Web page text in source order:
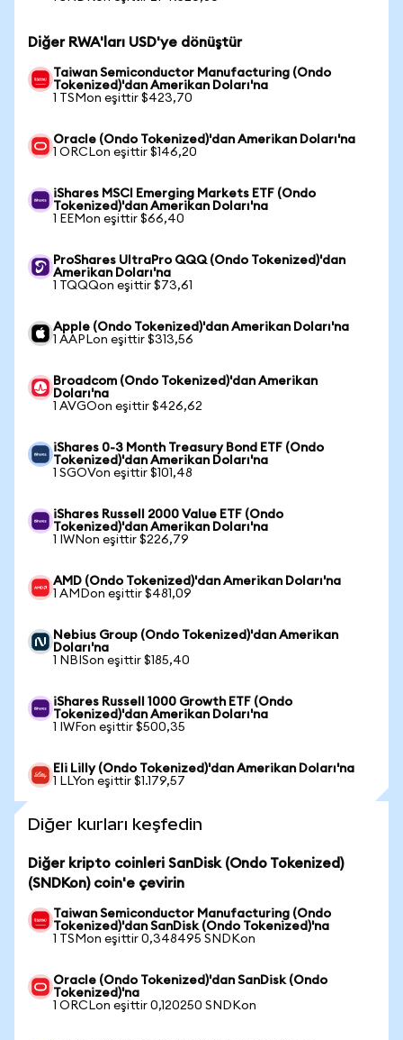
Diğer RWA'ları USD'ye dönüştür
Taiwan Semiconductor Manufacturing (Ondo
Tokenized)'dan Amerikan Doları'na
1 TSMon eşittir $423,70
Oracle (Ondo Tokenized)'dan Amerikan Doları'na
1 ORCLon eşittir $146,20
iShares MSCI Emerging Markets ETF (Ondo
Tokenized)'dan Amerikan Doları'na
1 EEMon eşittir $66,40
ProShares UltraPro QQQ (Ondo Tokenized)'dan
Amerikan Doları'na
1 TQQQon eşittir $73,61
Apple (Ondo Tokenized)'dan Amerikan Doları'na
1 AAPLon eşittir $313,56
Broadcom (Ondo Tokenized)'dan Amerikan
Doları'na
1 AVGOon eşittir $426,62
iShares 0-3 Month Treasury Bond ETF (Ondo
Tokenized)'dan Amerikan Doları'na
1 SGOVon eşittir $101,48
iShares Russell 2000 Value ETF (Ondo
Tokenized)'dan Amerikan Doları'na
1 IWNon eşittir $226,79
AMD (Ondo Tokenized)'dan Amerikan Doları'na
1 AMDon eşittir $481,09
Nebius Group (Ondo Tokenized)'dan Amerikan
Doları'na
1 NBISon eşittir $185,40
iShares Russell 1000 Growth ETF (Ondo
Tokenized)'dan Amerikan Doları'na
1 IWFon eşittir $500,35
Eli Lilly (Ondo Tokenized)'dan Amerikan Doları'na
1 LLYon eşittir $1.179,57
Diğer kurları keşfedin
Diğer kripto coinleri SanDisk (Ondo Tokenized)
(SNDKon) coin'e çevirin
Taiwan Semiconductor Manufacturing (Ondo
Tokenized)'dan SanDisk (Ondo Tokenized)'na
1 TSMon eşittir 0,348495 SNDKon
Oracle (Ondo Tokenized)'dan SanDisk (Ondo
Tokenized)'na
1 ORCLon eşittir 0,120250 SNDKon